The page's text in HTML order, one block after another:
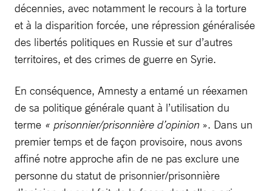
décennies, avec notamment le recours à la torture
et à la disparition forcée, une répression généralisée
des libertés politiques en Russie et sur d’autres
territoires, et des crimes de guerre en Syrie.
En conséquence, Amnesty a entamé un réexamen
de sa politique générale quant à l’utilisation du
terme « prisonnier/prisonnière d’opinion ». Dans un
premier temps et de façon provisoire, nous avons
affiné notre approche afin de ne pas exclure une
personne du statut de prisonnier/prisonnière